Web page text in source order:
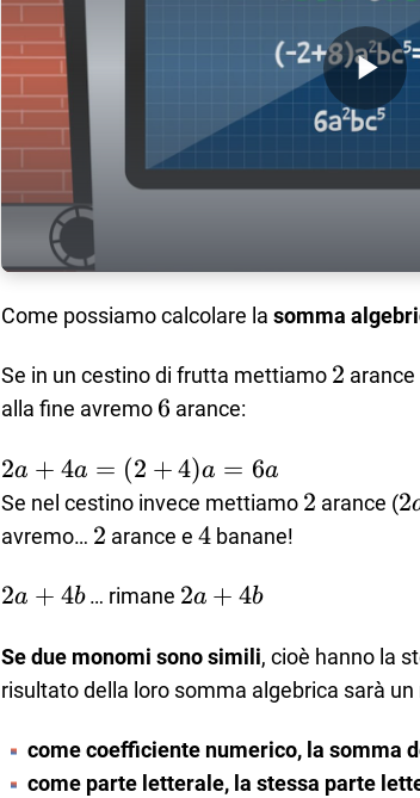
Come possiamo calcolare la somma
Se in un cestino di frutta mettiamo 2
2 arance
alla fine avremo 6
6 arance:
2a +
4a =
(2+4)a
2a + 4a = (2 + 4)a = 6a
Se nel cestino invece mettiamo 2
2 arance (2
avremo… 2
2 arance e 4
4 banane!
2a
4b
2a + 4b… rimane 2a
4b
2a + 4b
Se due monomi sono simili, cioè hanno la
risultato della loro somma algebrica sarà
come coefficiente numerico, la somma
come parte letterale, la stessa parte